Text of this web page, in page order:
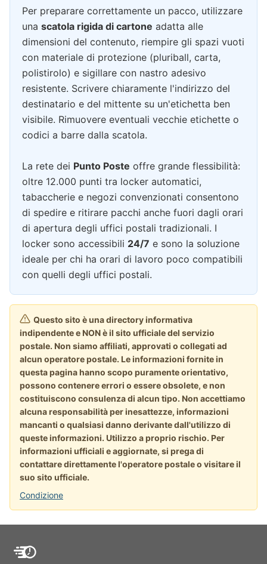
Per preparare correttamente un pacco, utilizzare
una scatola rigida di cartone adatta alle
dimensioni del contenuto, riempire gli spazi vuoti
con materiale di protezione (pluriball, carta,
polistirolo) e sigillare con nastro adesivo
resistente. Scrivere chiaramente l'indirizzo del
destinatario e del mittente su un'etichetta ben
visibile. Rimuovere eventuali vecchie etichette o
codici a barre dalla scatola.
La rete dei Punto Poste offre grande flessibilità:
oltre 12.000 punti tra locker automatici,
tabaccherie e negozi convenzionati consentono
di spedire e ritirare pacchi anche fuori dagli orari
di apertura degli uffici postali tradizionali. I
locker sono accessibili 24/7 e sono la soluzione
ideale per chi ha orari di lavoro poco compatibili
con quelli degli uffici postali.
Questo sito è una directory informativa
indipendente e NON è il sito ufficiale del servizio
postale. Non siamo affiliati, approvati o collegati ad
alcun operatore postale. Le informazioni fornite in
questa pagina hanno scopo puramente orientativo,
possono contenere errori o essere obsolete, e non
costituiscono consulenza di alcun tipo. Non accettiamo
alcuna responsabilità per inesattezze, informazioni
mancanti o qualsiasi danno derivante dall'utilizzo di
queste informazioni. Utilizzo a proprio rischio. Per
informazioni ufficiali e aggiornate, si prega di
contattare direttamente l'operatore postale o visitare il
suo sito ufficiale.
Condizione